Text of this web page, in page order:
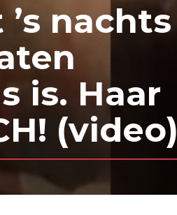
nachts
is. Haar
(video)